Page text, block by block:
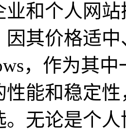
业和个人网
因其价格适
，作为其
性能和稳定
。无论是个